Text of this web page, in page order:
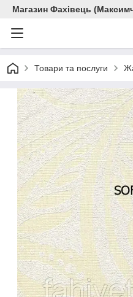
Магазин Фахівець
Товари та послуги